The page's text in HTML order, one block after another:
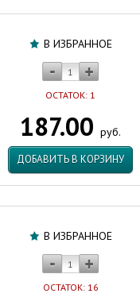
В ИЗБРАННОЕ
ОСТАТОК: 1
187.00 руб.
ДОБАВИТЬ В КОРЗИНУ
В ИЗБРАННОЕ
ОСТАТОК: 16